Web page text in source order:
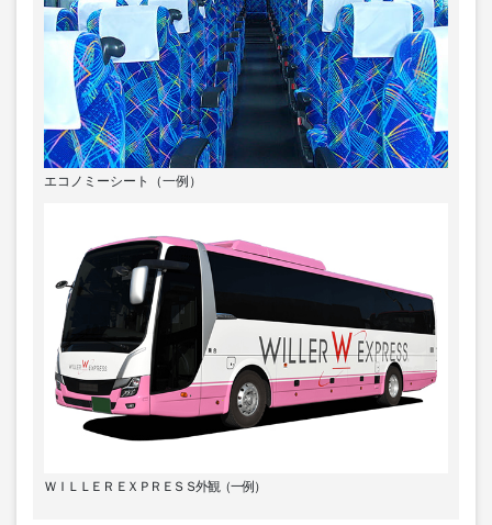
エコノミーシート（一例）
ＷＩＬＬＥＲ ＥＸＰＲＥＳＳ外観（一例）